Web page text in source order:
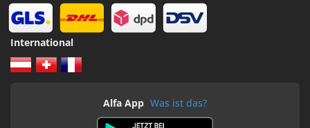
International
Alfa App Was ist das?